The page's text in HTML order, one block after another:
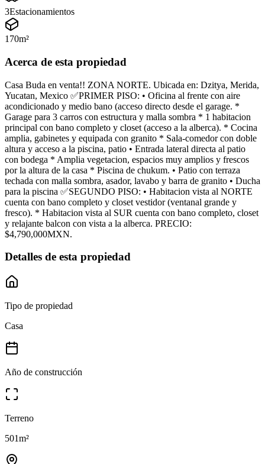
3Estacionamientos
170m²
Acerca de esta propiedad
Casa Buda en venta!! ZONA NORTE. Ubicada en: Dzitya, Merida,
Yucatan, Mexico ✅PRIMER PISO: • Oficina al frente con aire
acondicionado y medio bano (acceso directo desde el garage. *
Garage para 3 carros con estructura y malla sombra * 1 habitacion
principal con bano completo y closet (acceso a la alberca). * Cocina
amplia, gabinetes y equipada con granito * Sala-comedor con doble
altura y acceso a la piscina, patio • Entrada lateral directa al patio
con bodega * Amplia vegetacion, espacios muy amplios y frescos
por la altura de la casa * Piscina de chukum. • Patio con terraza
techada con malla sombra, asador, lavabo y barra de granito • Ducha
para la piscina ✅SEGUNDO PISO: • Habitacion vista al NORTE
cuenta con bano completo y closet vestidor (ventanal grande y
fresco). * Habitacion vista al SUR cuenta con bano completo, closet
y relajante balcon con vista a la alberca. PRECIO:
$4,790,000MXN.
Detalles de esta propiedad
Tipo de propiedad
Casa
Año de construcción
Terreno
501m²